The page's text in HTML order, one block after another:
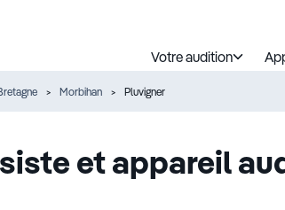
Votre audition
Morbihan Pluvigner
et appareil